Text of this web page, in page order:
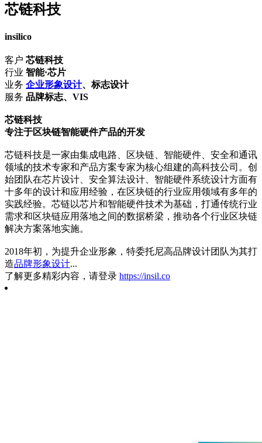
芯链科技
insilico
客户 芯链科技
行业 智能·芯片
业务 企业形象设计、标志设计
服务 品牌标志、VIS
芯链科技
专注于区块链智能硬件产品的开发
芯链科技是一家由集成电路、区块链、智能硬件、安全和通讯
领域的技术专家和产品方案专家为核心组建的高科技公司。创
始团队在芯片设计、安全算法设计、智能硬件系统设计方面有
十多年的设计和应用经验，在区块链的行业应用领域有多年的
实践经验。芯链以芯片和智能硬件技术为基础，打通传统行业
需求和区块链应用落地之间的数据桥梁，推动各个行业区块链
解决方案落地实施。
2018年初，为提升企业形象，特委托尼高品牌设计团队为其打
造品牌形象设计...
了解更多精彩内容，请登录 https://insil.co